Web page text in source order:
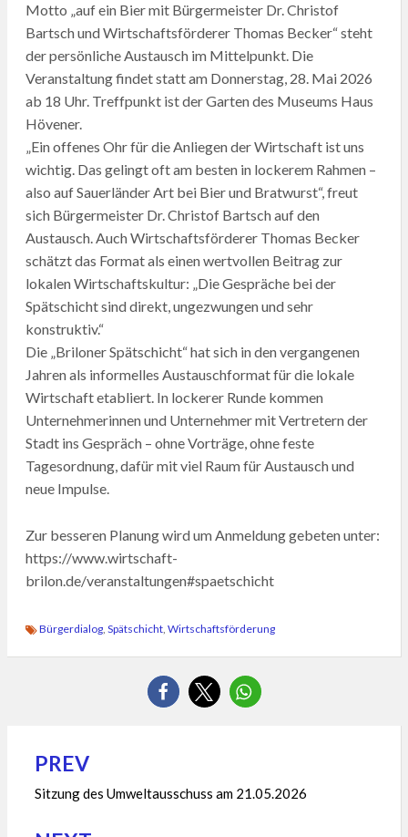
Motto „auf ein Bier mit Bürgermeister Dr. Christof
Bartsch und Wirtschaftsförderer Thomas Becker“ steht
der persönliche Austausch im Mittelpunkt. Die
Veranstaltung findet statt am Donnerstag, 28. Mai 2026
ab 18 Uhr. Treffpunkt ist der Garten des Museums Haus
Hövener.
„Ein offenes Ohr für die Anliegen der Wirtschaft ist uns
wichtig. Das gelingt oft am besten in lockerem Rahmen –
also auf Sauerländer Art bei Bier und Bratwurst“, freut
sich Bürgermeister Dr. Christof Bartsch auf den
Austausch. Auch Wirtschaftsförderer Thomas Becker
schätzt das Format als einen wertvollen Beitrag zur
lokalen Wirtschaftskultur: „Die Gespräche bei der
Spätschicht sind direkt, ungezwungen und sehr
konstruktiv.“
Die „Briloner Spätschicht“ hat sich in den vergangenen
Jahren als informelles Austauschformat für die lokale
Wirtschaft etabliert. In lockerer Runde kommen
Unternehmerinnen und Unternehmer mit Vertretern der
Stadt ins Gespräch – ohne Vorträge, ohne feste
Tagesordnung, dafür mit viel Raum für Austausch und
neue Impulse.
Zur besseren Planung wird um Anmeldung gebeten unter:
https://www.wirtschaft-
brilon.de/veranstaltungen#spaetschicht
Bürgerdialog, Spätschicht, Wirtschaftsförderung
Beitragsnavigation
PREV
Sitzung des Umweltausschuss am 21.05.2026